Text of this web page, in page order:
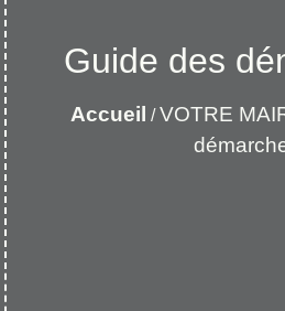
Guide des
Accueil /VOTRE